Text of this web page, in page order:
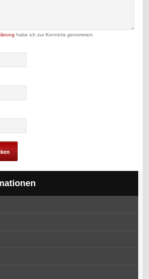
habe ich zur Kenntnis genommen.